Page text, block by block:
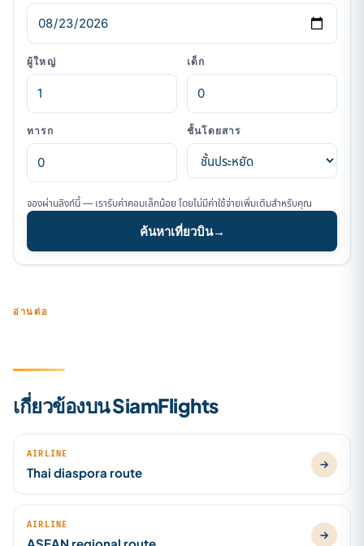
ผู้ใหญ่ เด็ก
ทารก ชั้นโดยสาร
จองผ่านลิงก์นี้ — เรารับค่าคอมเล็กน้อย โดยไม่มีค่าใช้จ่ายเพิ่มเติมสำหรับคุณ
ค้นหาเที่ยวบิน→
อ่านต่อ
เกี่ยวข้องบน SiamFlights
AIRLINE
Thai diaspora route
AIRLINE